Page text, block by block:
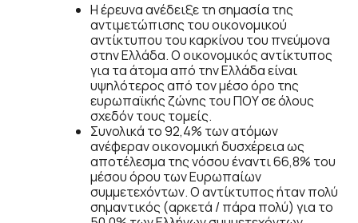
Η έρευνα ανέδειξε τη σημασία της
αντιμετώπισης του οικονομικού
αντίκτυπου του καρκίνου του πνεύμονα
στην Ελλάδα. Ο οικονομικός αντίκτυπος
για τα άτομα από την Ελλάδα είναι
υψηλότερος από τον μέσο όρο της
ευρωπαϊκής ζώνης του ΠΟΥ σε όλους
σχεδόν τους τομείς.
Συνολικά το 92,4% των ατόμων
ανέφεραν οικονομική δυσχέρεια ως
αποτέλεσμα της νόσου έναντι 66,8% του
μέσου όρου των Ευρωπαίων
συμμετεχόντων. Ο αντίκτυπος ήταν πολύ
σημαντικός (αρκετά / πάρα πολύ) για το